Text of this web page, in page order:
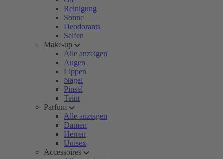
Reinigung
Sonne
Deodorants
Seifen
Make-up
Alle anzeigen
Augen
Lippen
Nägel
Pinsel
Teint
Parfum
Alle anzeigen
Damen
Herren
Unisex
Accessoires